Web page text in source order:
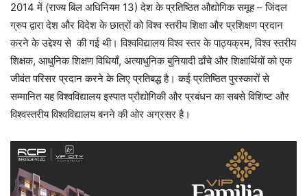
2014 में (राज्य बिल अधिनियम 13) देश के प्रतिष्ठित औद्योगिक समूह – जिंदल
ग्रुप द्वारा देश और विदेश के छात्रों को विश्व स्तरीय शिक्षा और प्रशिक्षण प्रदान
करने के उद्देश्य से की गई थी। विश्वविद्यालय विश्व स्तर के पाठ्यक्रम, विश्व स्तरीय
शिक्षक, आधुनिक शिक्षण विधियाँ, अत्याधुनिक बुनियादी ढाँचे और शिक्षार्थियों को एक
जीवंत परिसर प्रदान करने के लिए प्रतिबद्ध है। कई प्रतिष्ठित पुरस्कारों से
सम्मानित यह विश्वविद्यालय इस्पात प्रौद्योगिकी और प्रबंधन का सबसे विशिष्ट और
विश्वस्तरीय विश्वविद्यालय बनने की ओर अग्रसर है।